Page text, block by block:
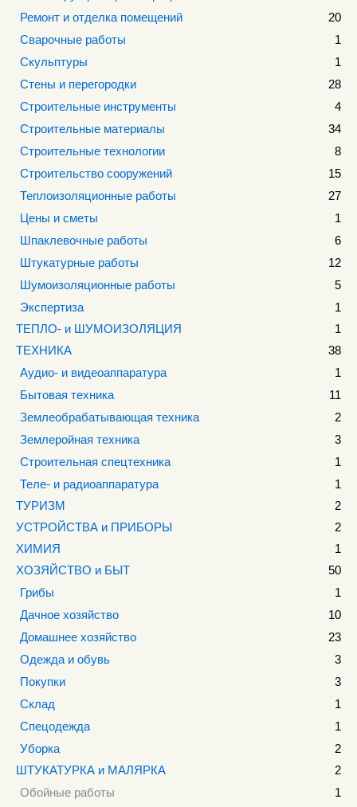
Ремонт и отделка помещений
20
Сварочные работы
1
Скульптуры
1
Стены и перегородки
28
Строительные инструменты
4
Строительные материалы
34
Строительные технологии
8
Строительство сооружений
15
Теплоизоляционные работы
27
Цены и сметы
1
Шпаклевочные работы
6
Штукатурные работы
12
Шумоизоляционные работы
5
Экспертиза
1
ТЕПЛО- и ШУМОИЗОЛЯЦИЯ
1
ТЕХНИКА
38
Аудио- и видеоаппаратура
1
Бытовая техника
11
Землеобрабатывающая техника
2
Землеройная техника
3
Строительная спецтехника
1
Теле- и радиоаппаратура
1
ТУРИЗМ
2
УСТРОЙСТВА и ПРИБОРЫ
2
ХИМИЯ
1
ХОЗЯЙСТВО и БЫТ
50
Грибы
1
Дачное хозяйство
10
Домашнее хозяйство
23
Одежда и обувь
3
Покупки
3
Склад
1
Спецодежда
1
Уборка
2
ШТУКАТУРКА и МАЛЯРКА
2
Обойные работы
1